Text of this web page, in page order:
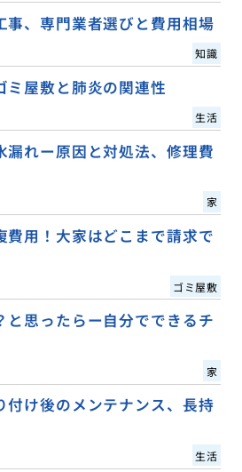
事、専門業者選びと費用相場
知識
ミ屋敷と肺炎の関連性
生活
漏れー原因と対処法、修理費
家
費用！大家はどこまで請求で
ゴミ屋敷
と思ったらー自分でできるチ
家
付け後のメンテナンス、長持
生活